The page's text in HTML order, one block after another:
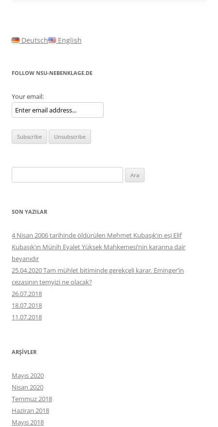
Deutsch English
FOLLOW NSU-NEBENKLAGE.DE
Your email:
SON YAZILAR
4 Nisan 2006 tarihinde öldürülen Mehmet Kubaşık’ın eşi Elif
Kubaşık’ın Münih Eyalet Yüksek Mahkemesi’nin kararına dair
beyanıdır
25.04.2020 Tam mühlet bitiminde gerekçeli karar. Eminger’in
cezasının temyizi ne olacak?
26.07.2018
18.07.2018
11.07.2018
ARŞIVLER
Mayıs 2020
Nisan 2020
Temmuz 2018
Haziran 2018
Mayıs 2018